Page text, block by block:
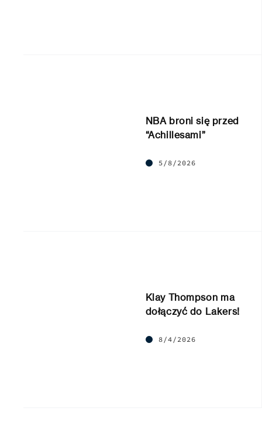
NBA broni się przed
“Achillesami”
5/8/2026
Klay Thompson ma
dołączyć do Lakers!
8/4/2026